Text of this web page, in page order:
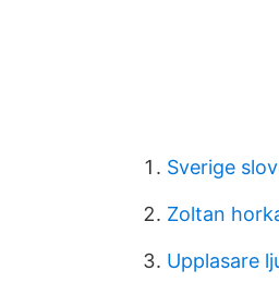
Sverige
Zoltan
Upplasare